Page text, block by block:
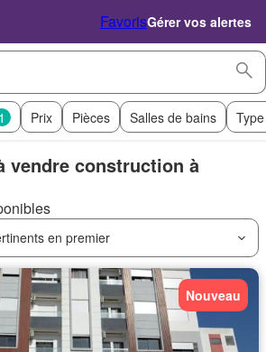
FavorisGérer vos alertes
1 Prix Pièces Salles de bains
vendre construction à
en premier
Nouveau